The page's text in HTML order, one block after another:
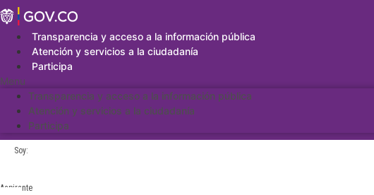
Saltar
al
contenidoTransparencia y acceso a la información pública
Atención y servicios a la ciudadanía
Participa
Menu
Transparencia y acceso a la información pública
Atención y servicios a la ciudadanía
Participa
Soy:
Aspirante